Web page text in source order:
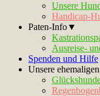
Unsere
Handicap-
Paten-Info▼
Ausreise-
Spenden und Hilfe
Unsere